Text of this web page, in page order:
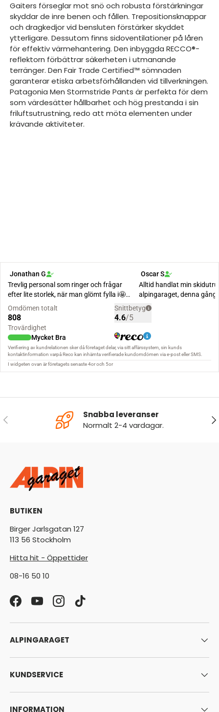
Gaiters förseglar mot snö och robusta förstärkningar
skyddar de inre benen och fållen. Trepositionsknappar
och dragkedjor vid bensluten förstärker skyddet
ytterligare. Dessutom finns sidoventilationer på låren
för effektiv värmehantering. Den inbyggda RECCO®-
reflektorn förbättrar säkerheten i utmanande
terränger. Den Fair Trade Certified™ sömnaden
garanterar etiska arbetsförhållanden vid tillverkningen.
Patagonia Men Stormstride Pants är perfekta för dem
som värdesätter hållbarhet och hög prestanda i sin
friluftsutrustning, redo att möta elementen under
krävande aktiviteter.
FÖREGÅENDE
Snabba leveranser
Normalt 2-4 vardagar.
BUTIKEN
Birger Jarlsgatan 127
113 56 Stockholm
Hitta hit - Öppettider
08-16 50 10
FacebookYouTubeInstagram
TikTok
ALPINGARAGET
KUNDSERVICE
INFORMATION